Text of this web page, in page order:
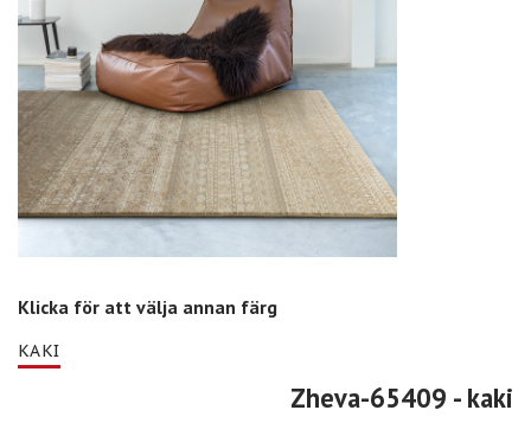
Klicka för att välja annan färg
KAKI
Zheva-65409 - kaki